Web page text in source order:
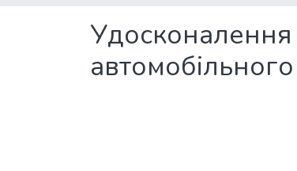
Удосконалення
автомобільного